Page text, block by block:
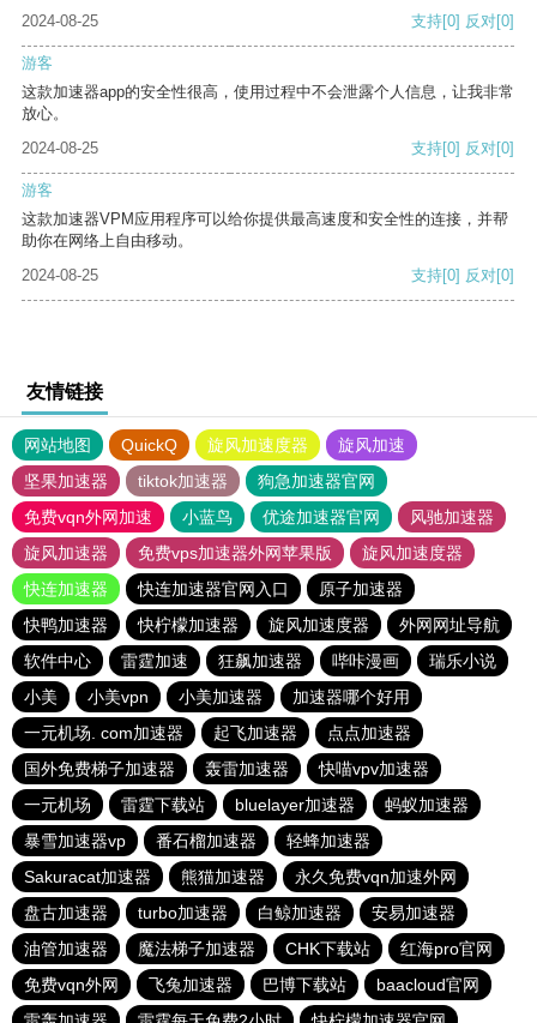
2024-08-25
支持[0] 反对[0]
游客
这款加速器app的安全性很高，使用过程中不会泄露个人信息，让我非常
放心。
2024-08-25
支持[0] 反对[0]
游客
这款加速器VPM应用程序可以给你提供最高速度和安全性的连接，并帮
助你在网络上自由移动。
2024-08-25
支持[0] 反对[0]
友情链接
网站地图 QuickQ 旋风加速度器
旋风加速
坚果加速器
tiktok加速器
狗急加速器官网
免费vqn外网加速
小蓝鸟 优途加速器官网
风驰加速器
旋风加速器
免费vps加速器外网苹果版
旋风加速度器
快连加速器
快连加速器官网入口
原子加速器
快鸭加速器
快柠檬加速器 旋风加速度器
外网网址导航
软件中心
雷霆加速 狂飙加速器 哔咔漫画
瑞乐小说
小美
小美vpn 小美加速器
加速器哪个好用
一元机场. com加速器
起飞加速器
点点加速器
国外免费梯子加速器
轰雷加速器
快喵vpv加速器
一元机场
雷霆下载站 bluelayer加速器
蚂蚁加速器
暴雪加速器vp
番石榴加速器
轻蜂加速器
Sakuracat加速器
熊猫加速器
永久免费vqn加速外网
盘古加速器
turbo加速器 白鲸加速器
安易加速器
油管加速器
魔法梯子加速器 CHK下载站
红海pro官网
免费vqn外网
飞兔加速器 巴博下载站
baacloud官网